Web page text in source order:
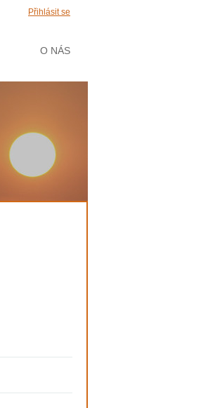
Přihlásit se
O NÁS